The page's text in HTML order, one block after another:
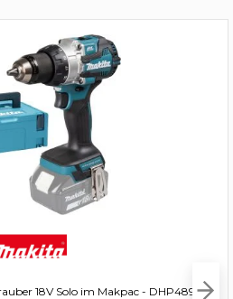
18V Solo im Makpac - DHP489ZJ